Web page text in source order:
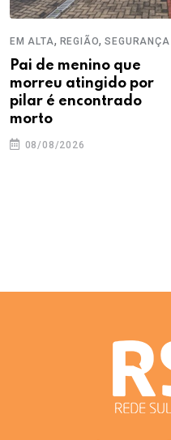
EM ALTA, REGIÃO,SEGURANÇA
Pai de menino que
morreu atingido por
pilar é encontrado
morto
08/08/2026